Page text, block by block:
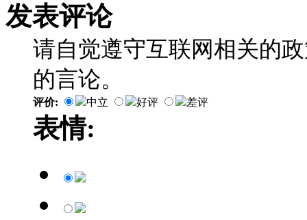
发表评论
请自觉遵守互联网相关的
的言论。
评价: 中立 好评 差评
表情: